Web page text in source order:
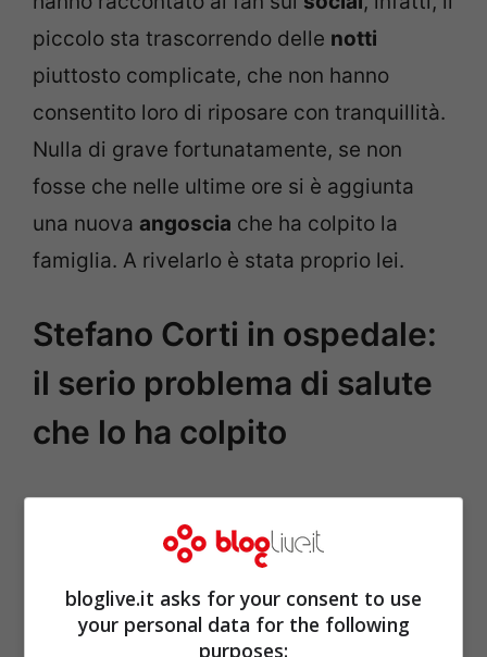
piccolo sta trascorrendo delle notti
piuttosto complicate, che non hanno
consentito loro di riposare con tranquillità.
Nulla di grave fortunatamente, se non
fosse che nelle ultime ore si è aggiunta
una nuova angoscia che ha colpito la
famiglia. A rivelarlo è stata proprio lei.
Stefano Corti in ospedale:
il serio problema di salute
che lo ha colpito
bloglive.it asks for your consent to use
your personal data for the following
purposes: